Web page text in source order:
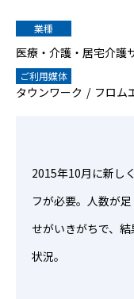
業種
医療・介護・居宅介護
ご利用媒体
タウンワーク フロム
2015年10月に新し
フが必要。人数が
せがいきがちで、
状況。